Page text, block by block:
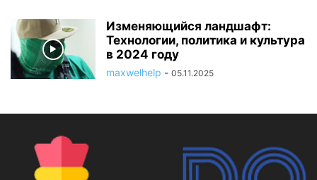
Изменяющийся ландшафт:
Технологии, политика и культура
в 2024 году
maxwelhelp - 05.11.2025